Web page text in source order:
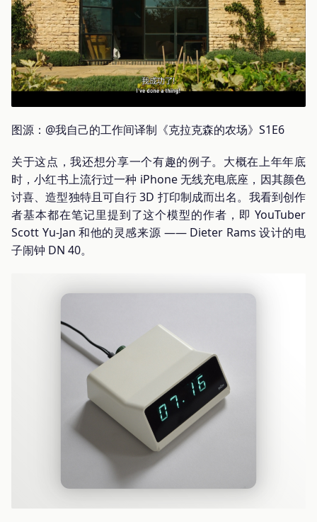
图源：@我自己的工作间译制《克拉克森的农场》S1E6
关于这点，我还想分享一个有趣的例子。大概在上年年底
时，小红书上流行过一种 iPhone 无线充电底座，因其颜色
讨喜、造型独特且可自行 3D 打印制成而出名。我看到创作
者基本都在笔记里提到了这个模型的作者，即 YouTuber
Scott Yu-Jan 和他的灵感来源 —— Dieter Rams 设计的电
子闹钟 DN 40。